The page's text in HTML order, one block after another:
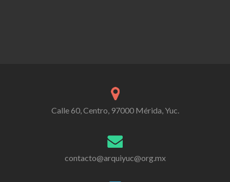
Calle 60, Centro, 97000 Mérida, Yuc.
contacto@arquiyuc@org.mx